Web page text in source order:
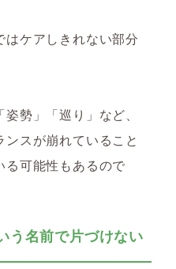
ケアしきれない部分
勢」「巡り」など、
スが崩れていること
る可能性もあるので
う名前で片づけない